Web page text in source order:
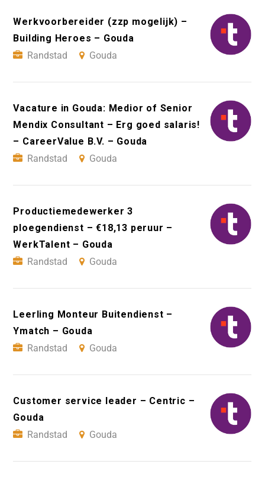
Werkvoorbereider (zzp mogelijk) –
Building Heroes – Gouda
Randstad
Gouda
Vacature in Gouda: Medior of Senior
Mendix Consultant – Erg goed salaris!
– CareerValue B.V. – Gouda
Randstad
Gouda
Productiemedewerker 3
ploegendienst – €18,13 peruur –
WerkTalent – Gouda
Randstad
Gouda
Leerling Monteur Buitendienst –
Ymatch – Gouda
Randstad
Gouda
Customer service leader – Centric –
Gouda
Randstad
Gouda